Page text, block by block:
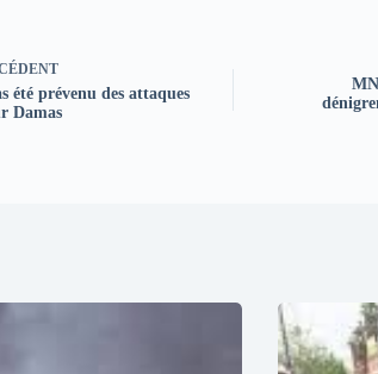
été prévenu des attaques
Damas